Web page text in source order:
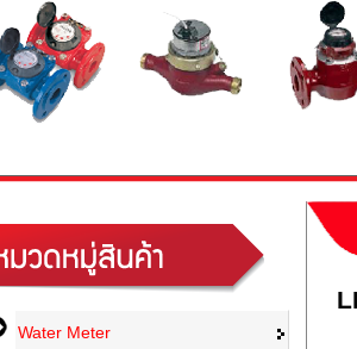
Water Meter